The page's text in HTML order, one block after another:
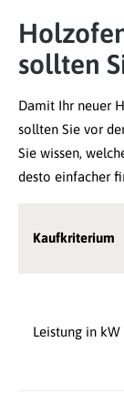
sollten
Damit Ihr neuer
sollten Sie vor
Sie wissen,
desto einfacher
Kaufkriterium
Leistung in kW